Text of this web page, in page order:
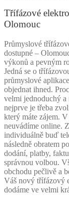
Třífázové
Olomouc
Průmyslové
dostupné –
výkonů a pevným
Jedná se o
průmyslové
objednat ihned.
velmi jednoduchý a
nejprve je třeba
který máte zájem.
neuvádíme online.
individuálně buď
následně obratem
dodání, platby,
správnou volbou.
obchodu pečlivě a
Váš nový třífázový
dodáme ve velmi